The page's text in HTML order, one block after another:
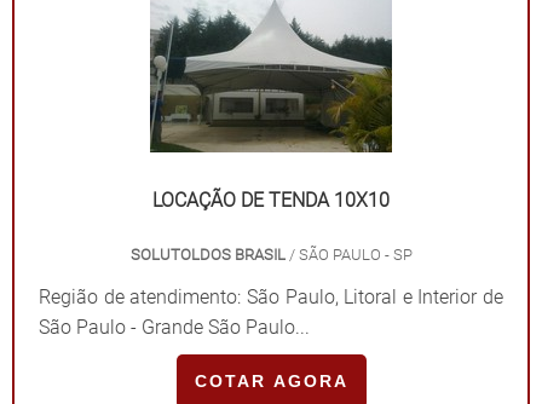
LOCAÇÃO DE TENDA 10X10
SOLUTOLDOS BRASIL / SÃO PAULO - SP
Região de atendimento: São Paulo, Litoral e Interior de
São Paulo - Grande São Paulo...
COTAR AGORA